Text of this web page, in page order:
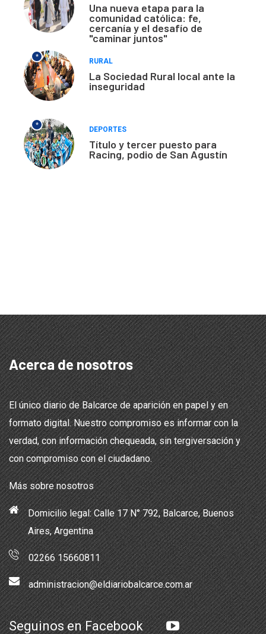
Una nueva etapa para la
comunidad católica: fe,
cercanía y el desafío de
"caminar juntos"
*
RURAL
La Sociedad Rural local ante la
inseguridad
*
DEPORTES
Título y tercer puesto para
Racing, podio de San Agustín
Acerca de nosotros
El único diario de Balcarce de aparición en papel y en
formato digital. Nuestro compromiso es informar con la
verdad, con información chequeada, sin tergiversación y
con compromiso con el ciudadano.
Más sobre nosotros
Domicilio legal: Calle 17 N° 792, Balcarce, Buenos
Aires, Argentina
02266 15660811
administracion@eldiariobalcarce.com.ar
Seguinos en Facebook